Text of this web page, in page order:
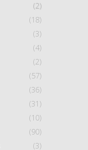
(2)
(18)
(3)
(4)
(2)
(57)
(36)
(31)
(10)
(90)
(3)